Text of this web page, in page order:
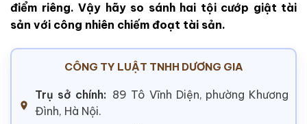
điểm riêng. Vậy hãy so sánh hai tội cướp giật tài
sản với công nhiên chiếm đoạt tài sản.
CÔNG TY LUẬT TNHH DƯƠNG GIA
Trụ sở chính: 89 Tô Vĩnh Diện, phường Khương
Đình, Hà Nội.